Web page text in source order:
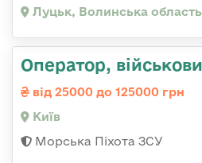
Луцьк, Волинська область
Опеpатоp,
від 25000 до 125000 грн
Київ
Морська Піхота ЗСУ